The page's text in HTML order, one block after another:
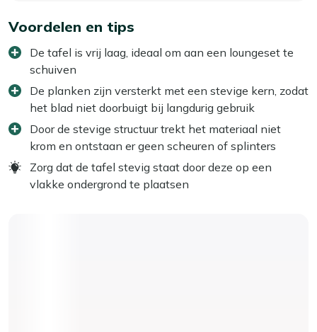
Voordelen en tips
De tafel is vrij laag, ideaal om aan een loungeset te
schuiven
De planken zijn versterkt met een stevige kern, zodat
het blad niet doorbuigt bij langdurig gebruik
Door de stevige structuur trekt het materiaal niet
krom en ontstaan er geen scheuren of splinters
Zorg dat de tafel stevig staat door deze op een
vlakke ondergrond te plaatsen